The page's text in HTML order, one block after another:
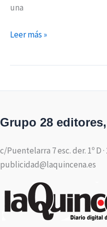
una
Leer más »
Grupo 28
c/Puentelarra 7 esc. der. 1º D
publicidad@laquincena.es